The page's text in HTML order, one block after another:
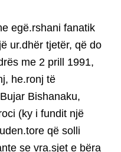
egë.rshani fanatik
ur.dhër tjetër, që do
me 2 prill 1991,
he.ronj të
Bishanaku,
(ky i fundit një
që solli
se vra.sjet e bëra